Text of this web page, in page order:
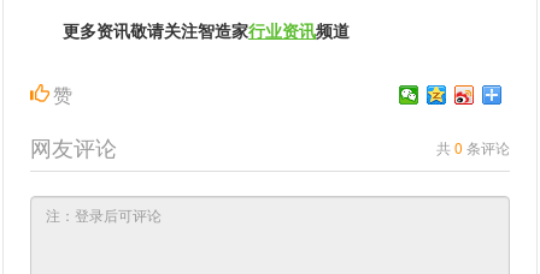
更多资讯敬请关注智造家行业资讯频道
赞
网友评论 共0 条评论